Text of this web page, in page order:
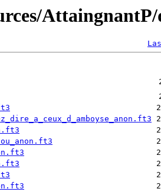
AttaingnantP/